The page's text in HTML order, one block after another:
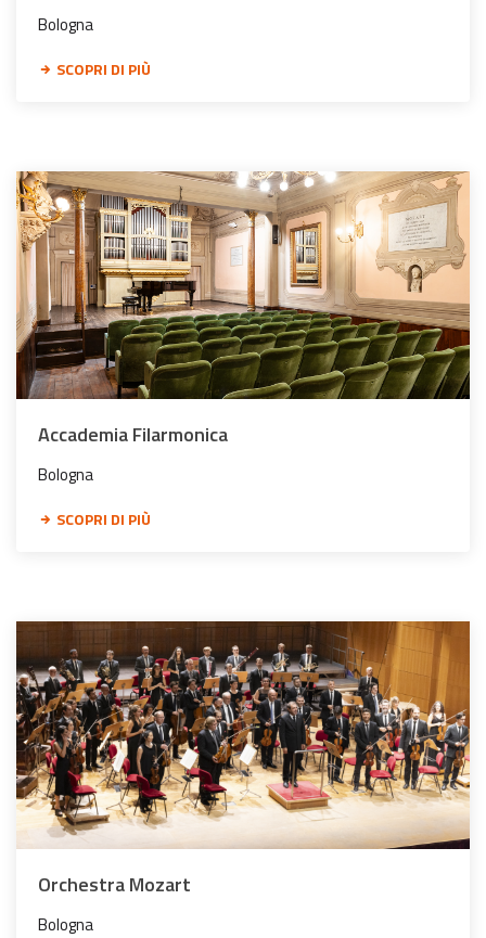
Bologna
SCOPRI DI PIÙ
Accademia Filarmonica
Bologna
SCOPRI DI PIÙ
Orchestra Mozart
Bologna